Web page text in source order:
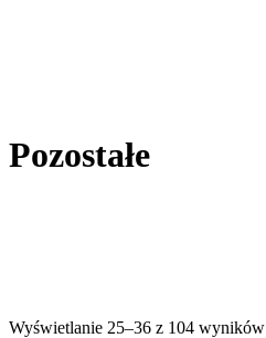
Pozostałe
Wyświetlanie 25–36 z 104 wyników